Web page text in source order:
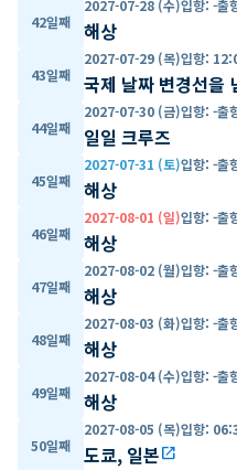
42일째
2027-07-28 (수)입항: -출
해상
43일째
2027-07-29 (목)입항:
국제 날짜 변경선을
44일째
2027-07-30 (금)입항: -출
일일 크루즈
45일째
2027-07-31 (토)입항: -출
해상
46일째
2027-08-01 (일)입항: -출
해상
47일째
2027-08-02 (월)입항: -출
해상
48일째
2027-08-03 (화)입항: -출
해상
49일째
2027-08-04 (수)입항: -출
해상
50일째
2027-08-05 (목)입항:
도쿄, 일본open_in_new